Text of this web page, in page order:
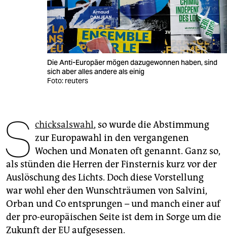
veranstaltungen
fragen & hilfe
unterstützen
genossenschaft
epaper login
Die Anti-Europäer mögen dazugewonnen haben, sind
sich aber alles andere als einig
Foto: reuters
S chicksalswahl, so wurde die Abstimmung
zur Europawahl in den vergangenen
Wochen und Monaten oft genannt. Ganz so,
als stünden die Herren der Finsternis kurz vor der
Auslöschung des Lichts. Doch diese Vorstellung
war wohl eher den Wunschträumen von Salvini,
Orban und Co entsprungen – und manch einer auf
der pro-europäischen Seite ist dem in Sorge um die
Zukunft der EU aufgesessen.